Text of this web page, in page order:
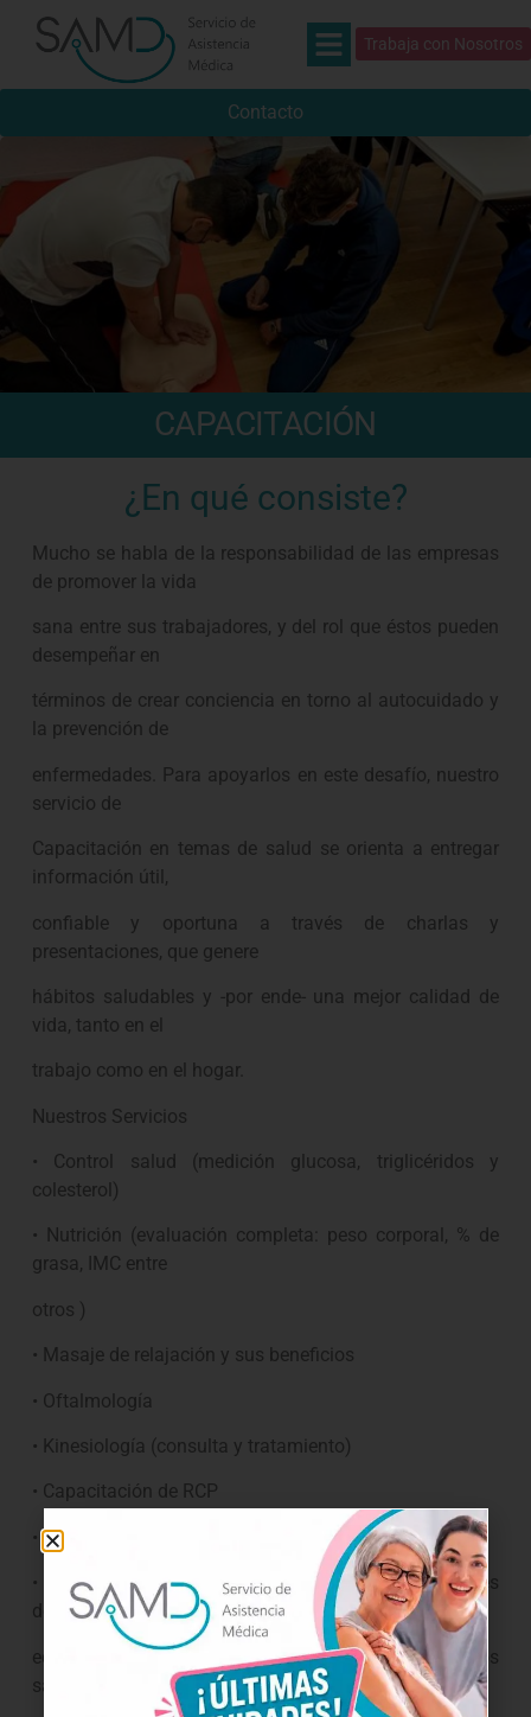
Trabaja con Nosotros
Contacto
CAPACITACIÓN
¿En qué consiste?
Mucho se habla de la responsabilidad de las empresas
de promover la vida
sana entre sus trabajadores, y del rol que éstos pueden
desempeñar en
términos de crear conciencia en torno al autocuidado y
la prevención de
enfermedades. Para apoyarlos en este desafío, nuestro
servicio de
Capacitación en temas de salud se orienta a entregar
información útil,
confiable y oportuna a través de charlas y
presentaciones, que genere
hábitos saludables y -por ende- una mejor calidad de
vida, tanto en el
trabajo como en el hogar.
Nuestros Servicios
• Control salud (medición glucosa, triglicéridos y
colesterol)
• Nutrición (evaluación completa: peso corporal, % de
grasa, IMC entre
otros )
• Masaje de relajación y sus beneficios
• Oftalmología
• Kinesiología (consulta y tratamiento)
• Capacitación de RCP
• Alimentación saludable
• Actividad física, entre otros. Ferias de Salud acciones
de formación y
educación para mejorar la salud, fomentando hábitos
saludables para